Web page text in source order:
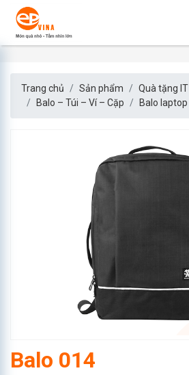
Trang chủ Sản phẩm
Quà tặng IT
Balo – Túi – Ví – Cặp
Balo laptop
Balo 014